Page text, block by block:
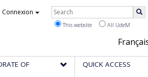
Choix
de
la
Connexion Rechercher
This website All UdeM
OF QUICK ACCESS